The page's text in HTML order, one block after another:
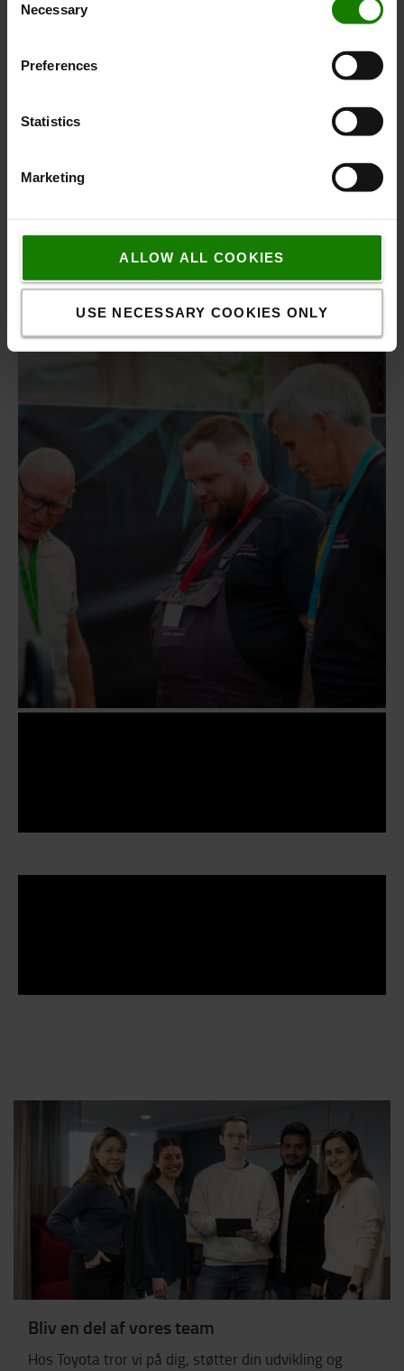
Selection
Necessary
Preferences
Statistics
Marketing
ALLOW ALL COOKIES
USE NECESSARY COOKIES ONLY
Bliv en del af vores team
Hos Toyota tror vi på dig, støtter din udvikling og